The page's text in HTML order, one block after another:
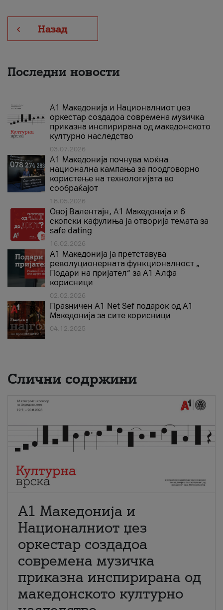
Назад
Последни новости
А1 Македонија и Националниот џез
оркестар создадоа современа музичка
приказна инспирирана од македонското
културно наследство
03.07.2026
A1 Македонија почнува моќна
национална кампања за поодговорно
користење на технологијата во
сообраќајот
18.05.2026
Овој Валентајн, A1 Македонија и 6
скопски кафулиња ја отворија темата за
safe dating
16.02.2026
А1 Македонија ја претставува
револуционерната функционалност „
Подари на пријател“ за А1 Алфа
корисници
02.02.2026
Празничен A1 Net Sеf подарок од А1
Македонија за сите корисници
04.12.2025
Слични содржини
А1 Македонија и
Националниот џез
оркестар создадоа
современа музичка
приказна инспирирана од
македонското културно